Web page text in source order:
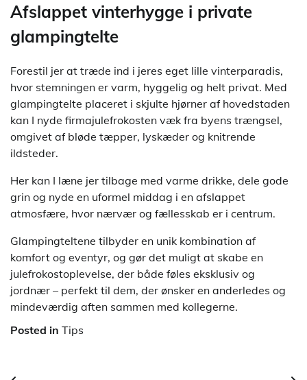
Afslappet vinterhygge i private
glampingtelte
Forestil jer at træde ind i jeres eget lille vinterparadis,
hvor stemningen er varm, hyggelig og helt privat. Med
glampingtelte placeret i skjulte hjørner af hovedstaden
kan I nyde firmajulefrokosten væk fra byens trængsel,
omgivet af bløde tæpper, lyskæder og knitrende
ildsteder.
Her kan I læne jer tilbage med varme drikke, dele gode
grin og nyde en uformel middag i en afslappet
atmosfære, hvor nærvær og fællesskab er i centrum.
Glampingteltene tilbyder en unik kombination af
komfort og eventyr, og gør det muligt at skabe en
julefrokostoplevelse, der både føles eksklusiv og
jordnær – perfekt til dem, der ønsker en anderledes og
mindeværdig aften sammen med kollegerne.
Posted in Tips